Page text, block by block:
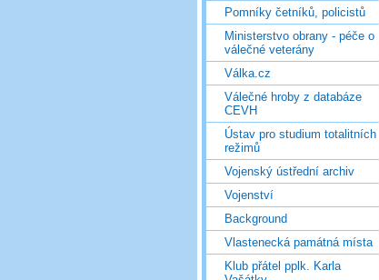
Pomníky četníků, policistů
Ministerstvo obrany - péče o
válečné veterány
Válka.cz
Válečné hroby z databáze
CEVH
Ústav pro studium totalitních
režimů
Vojenský ústřední archiv
Vojenství
Background
Vlastenecká památná místa
Klub přátel pplk. Karla